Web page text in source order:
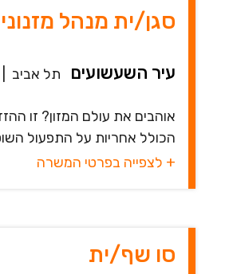
סגן/ית מנהל
עיר השעשועים תל אביב
אוהבים את עולם המזון? זו
הכולל אחריות על התפעול
+ לצפייה בפרטי המשרה
סו שף/ית